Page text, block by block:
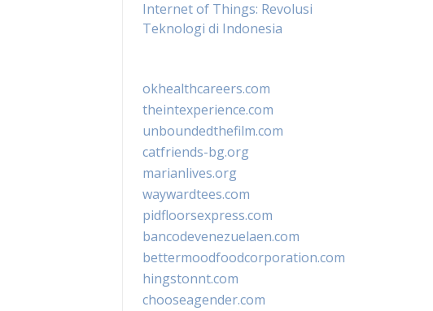
Internet of Things: Revolusi
Teknologi di Indonesia
okhealthcareers.com
theintexperience.com
unboundedthefilm.com
catfriends-bg.org
marianlives.org
waywardtees.com
pidfloorsexpress.com
bancodevenezuelaen.com
bettermoodfoodcorporation.com
hingstonnt.com
chooseagender.com